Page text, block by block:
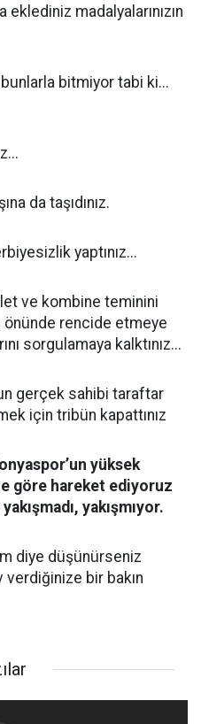
madalyalarınızın
bitmiyor tabi ki...
da taşıdınız.
yaptınız...
ve kombine teminini
önünde rencide etmeye
sorgulamaya kalktınız...
gerçek sahibi taraftar
için tribün kapattınız
yüksek
göre hareket ediyoruz
yakışmıyor.
diye düşünürseniz
verdiğinize bir bakın